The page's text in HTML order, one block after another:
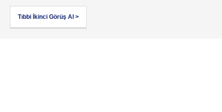
Tıbbi İkinci Görüş Al >